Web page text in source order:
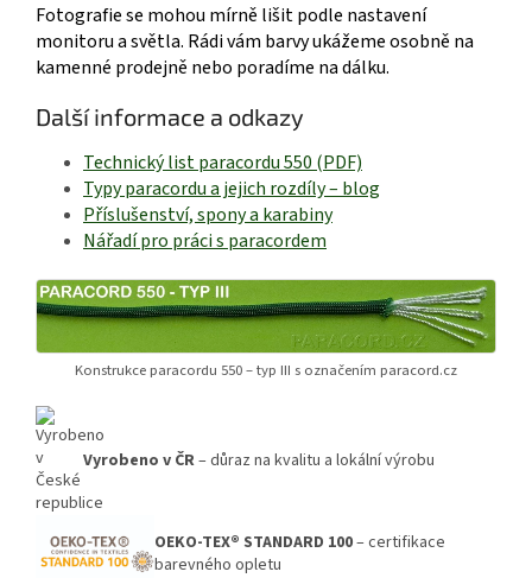
Fotografie se mohou mírně lišit podle nastavení
monitoru a světla. Rádi vám barvy ukážeme osobně na
kamenné prodejně nebo poradíme na dálku.
Další informace a odkazy
Technický list paracordu 550 (PDF)
Typy paracordu a jejich rozdíly – blog
Příslušenství, spony a karabiny
Nářadí pro práci s paracordem
Konstrukce paracordu 550 – typ III s označením paracord.cz
Vyrobeno v ČR– důraz na kvalitu a lokální výrobu
OEKO-TEX® STANDARD 100– certifikace
barevného opletu